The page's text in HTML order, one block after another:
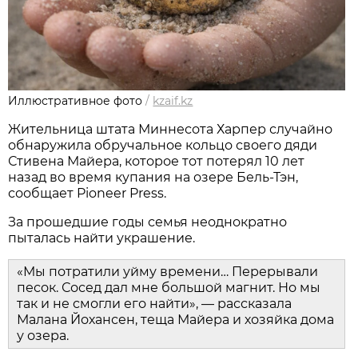
Иллюстративное фото / kzaif.kz
Жительница штата Миннесота Харпер случайно
обнаружила обручальное кольцо своего дяди
Стивена Майера, которое тот потерял 10 лет
назад во время купания на озере Бель-Тэн,
сообщает Pioneer Press.
За прошедшие годы семья неоднократно
пыталась найти украшение.
«Мы потратили уйму времени… Перерывали
песок. Сосед дал мне большой магнит. Но мы
так и не смогли его найти», — рассказала
Малана Йохансен, теща Майера и хозяйка дома
у озера.